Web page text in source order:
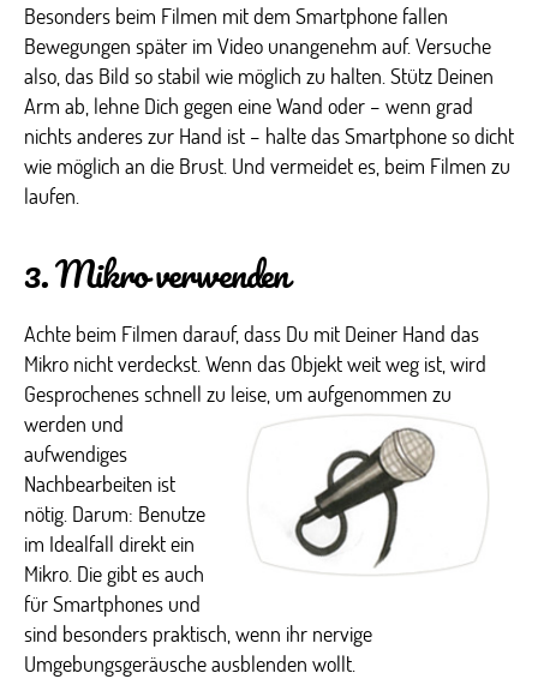
Besonders beim Filmen mit dem Smartphone fallen
Bewegungen später im Video unangenehm auf. Versuche
also, das Bild so stabil wie möglich zu halten. Stütz Deinen
Arm ab, lehne Dich gegen eine Wand oder – wenn grad
nichts anderes zur Hand ist – halte das Smartphone so dicht
wie möglich an die Brust. Und vermeidet es, beim Filmen zu
laufen.
3. Mikro verwenden
Achte beim Filmen darauf, dass Du mit Deiner Hand das
Mikro nicht verdeckst. Wenn das Objekt weit weg ist, wird
Gesprochenes schnell zu leise, um aufgenommen zu
werden und
aufwendiges
Nachbearbeiten ist
nötig. Darum: Benutze
im Idealfall direkt ein
Mikro. Die gibt es auch
für Smartphones und
sind besonders praktisch, wenn ihr nervige
Umgebungsgeräusche ausblenden wollt.